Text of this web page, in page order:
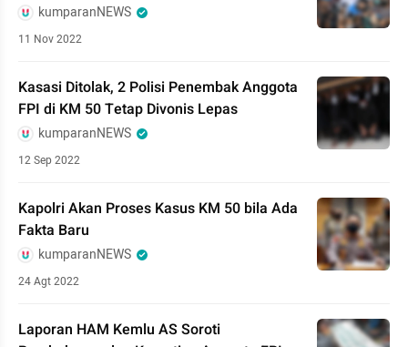
kumparanNEWS
11 Nov 2022
Kasasi Ditolak, 2 Polisi Penembak Anggota
FPI di KM 50 Tetap Divonis Lepas
kumparanNEWS
12 Sep 2022
Kapolri Akan Proses Kasus KM 50 bila Ada
Fakta Baru
kumparanNEWS
24 Agt 2022
Laporan HAM Kemlu AS Soroti